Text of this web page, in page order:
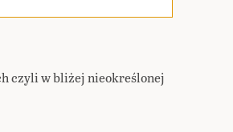
czyli w bliżej nieokreślonej